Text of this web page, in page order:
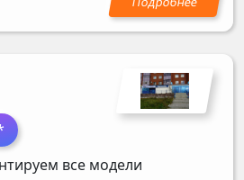
все модели